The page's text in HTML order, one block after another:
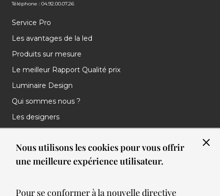
Nous utilisons les cookies pour vous offrir
une meilleure expérience utilisateur.
Pour se conformer à la nouvelle directive
Téléphone : 04.92.00.07.26
Service Pro
Les avantages de la led
Produits sur mesure
Le meilleur Rapport Qualité prix
Luminaire Design
Qui sommes nous ?
Les designers
Nos réalisations
Nos Clients